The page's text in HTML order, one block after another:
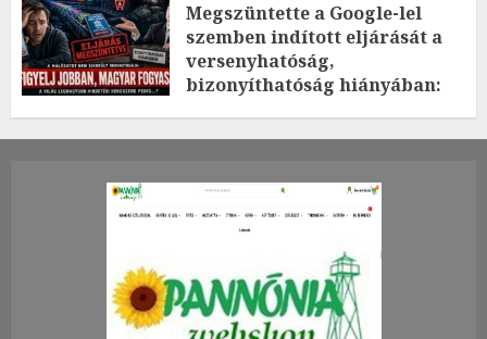
Megszüntette a Google-lel
szemben indított eljárását a
versenyhatóság,
bizonyíthatóság hiányában:
2026.JÚLIUS.23. CSÜTÖRTÖK.
0